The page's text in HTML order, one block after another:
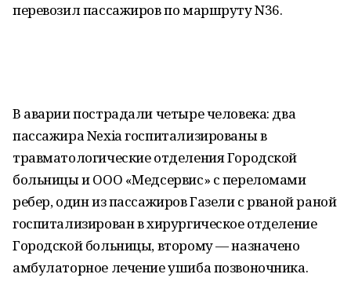
перевозил пассажиров по маршруту N36.
В аварии пострадали четыре человека: два
пассажира Nexia госпитализированы в
травматологические отделения Городской
больницы и ООО «Медсервис» с переломами
ребер, один из пассажиров Газели с рваной раной
госпитализирован в хирургическое отделение
Городской больницы, второму — назначено
амбулаторное лечение ушиба позвоночника.